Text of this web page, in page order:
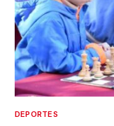
DEPORTES